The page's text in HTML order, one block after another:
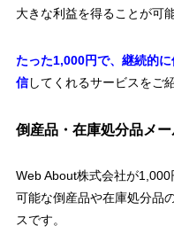
大きな利益を得ることが可能
たった1,000円で、継続的
信してくれるサービスをご
倒産品・在庫処分品メー
Web About株式会社が
可能な倒産品や在庫処分品
スです。